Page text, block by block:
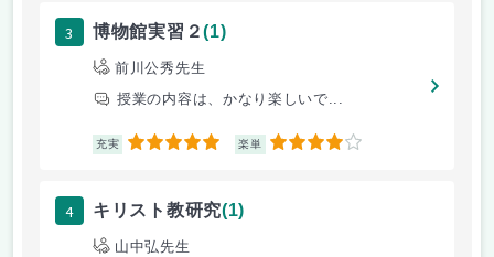
3 博物館実習２(1)
前川公秀先生
授業の内容は、かなり楽しいで...
充実 5 楽単 4
4 キリスト教研究(1)
山中弘先生